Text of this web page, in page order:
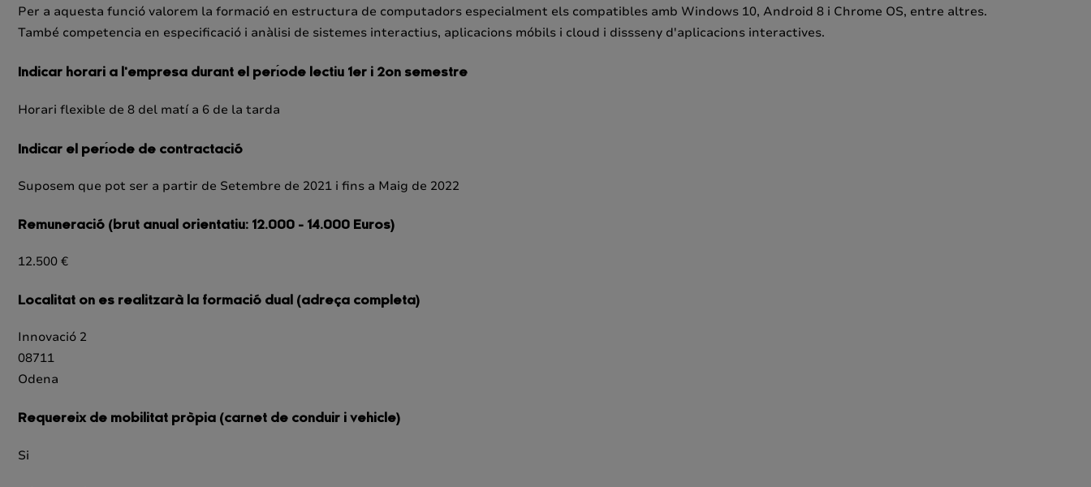
Per a aquesta funció valorem la formació en estructura de computadors especialment els compatibles amb Windows 10, Android 8 i Chrome OS, entre altres.
També competencia en especificació i anàlisi de sistemes interactius, aplicacions móbils i cloud i dissseny d'aplicacions interactives.
Indicar horari a l’empresa durant el perı́ode lectiu 1er i 2on semestre
Horari flexible de 8 del matí a 6 de la tarda
Indicar el perı́ode de contractació
Suposem que pot ser a partir de Setembre de 2021 i fins a Maig de 2022
Remuneració (brut anual orientatiu: 12.000 - 14.000 Euros)
12.500 €
Localitat on es realitzarà la formació dual (adreça completa)
Innovació 2
08711
Odena
Requereix de mobilitat pròpia (carnet de conduir i vehicle)
Si